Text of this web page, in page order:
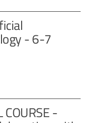
- 6-7
COURSE -